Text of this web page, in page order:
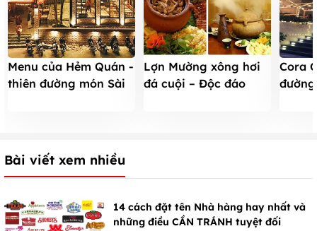
Menu của Hẻm Quán -
thiên đường món Sài
Lợn Mường xông hơi
đá cuội – Độc đáo
Cora
Bài viết xem nhiều
14 cách đặt tên Nhà hàng hay nhất và
những điều CẦN TRÁNH tuyệt đối